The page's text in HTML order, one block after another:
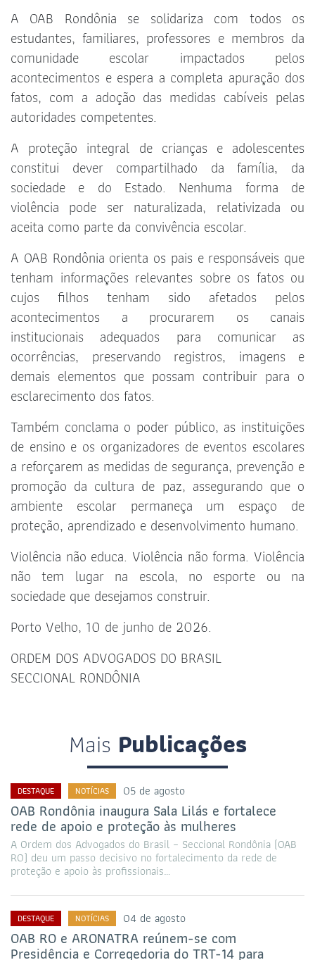
A OAB Rondônia se solidariza com todos os
estudantes, familiares, professores e membros da
comunidade escolar impactados pelos
acontecimentos e espera a completa apuração dos
fatos, com a adoção das medidas cabíveis pelas
autoridades competentes.
A proteção integral de crianças e adolescentes
constitui dever compartilhado da família, da
sociedade e do Estado. Nenhuma forma de
violência pode ser naturalizada, relativizada ou
aceita como parte da convivência escolar.
A OAB Rondônia orienta os pais e responsáveis que
tenham informações relevantes sobre os fatos ou
cujos filhos tenham sido afetados pelos
acontecimentos a procurarem os canais
institucionais adequados para comunicar as
ocorrências, preservando registros, imagens e
demais elementos que possam contribuir para o
esclarecimento dos fatos.
Também conclama o poder público, as instituições
de ensino e os organizadores de eventos escolares
a reforçarem as medidas de segurança, prevenção e
promoção da cultura de paz, assegurando que o
ambiente escolar permaneça um espaço de
proteção, aprendizado e desenvolvimento humano.
Violência não educa. Violência não forma. Violência
não tem lugar na escola, no esporte ou na
sociedade que desejamos construir.
Porto Velho, 10 de junho de 2026.
ORDEM DOS ADVOGADOS DO BRASIL
SECCIONAL RONDÔNIA
Mais Publicações
DESTAQUE NOTÍCIAS 05 de agosto
OAB Rondônia inaugura Sala Lilás e fortalece
rede de apoio e proteção às mulheres
A Ordem dos Advogados do Brasil – Seccional Rondônia (OAB
RO) deu um passo decisivo no fortalecimento da rede de
proteção e apoio às profissionais…
DESTAQUE NOTÍCIAS 04 de agosto
OAB RO e ARONATRA reúnem-se com
Presidência e Corregedoria do TRT-14 para